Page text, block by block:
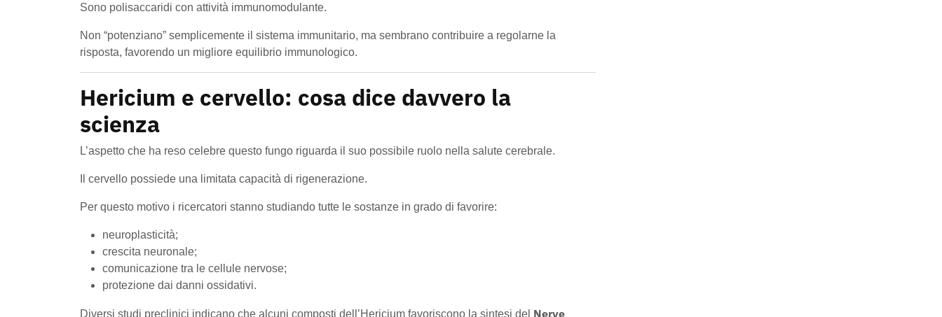
Sono polisaccaridi con attività immunomodulante.
Non “potenziano” semplicemente il sistema immunitario, ma sembrano contribuire a regolarne la
risposta, favorendo un migliore equilibrio immunologico.
Hericium e cervello: cosa dice davvero la
scienza
L’aspetto che ha reso celebre questo fungo riguarda il suo possibile ruolo nella salute cerebrale.
Il cervello possiede una limitata capacità di rigenerazione.
Per questo motivo i ricercatori stanno studiando tutte le sostanze in grado di favorire:
neuroplasticità;
crescita neuronale;
comunicazione tra le cellule nervose;
protezione dai danni ossidativi.
Diversi studi preclinici indicano che alcuni composti dell’Hericium favoriscono la sintesi del Nerve